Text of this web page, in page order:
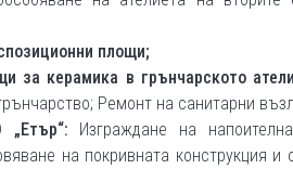
площи;
за керамика в грънчарското
Ремонт на санитарни
Изграждане на
на покривната конструкция и